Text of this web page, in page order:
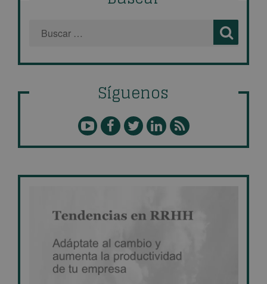
Síguenos